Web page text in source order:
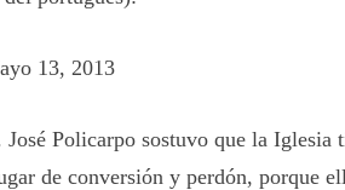
13, 2013
José Policarpo sostuvo que la Iglesia
de conversión y perdón, porque